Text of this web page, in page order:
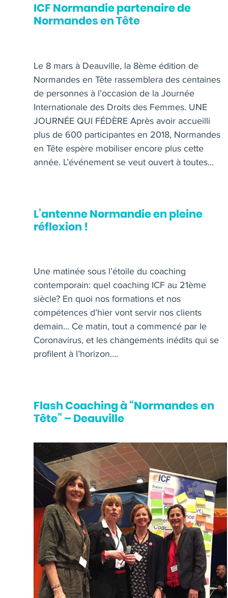
ICF Normandie partenaire de
Normandes en Tête
Le 8 mars à Deauville, la 8ème édition de
Normandes en Tête rassemblera des centaines
de personnes à l’occasion de la Journée
Internationale des Droits des Femmes. UNE
JOURNÉE QUI FÉDÈRE Après avoir accueilli
plus de 600 participantes en 2018, Normandes
en Tête espère mobiliser encore plus cette
année. L’événement se veut ouvert à toutes...
L’antenne Normandie en pleine
réflexion !
Une matinée sous l’étoile du coaching
contemporain: quel coaching ICF au 21ème
siècle? En quoi nos formations et nos
compétences d’hier vont servir nos clients
demain… Ce matin, tout a commencé par le
Coronavirus, et les changements inédits qui se
profilent à l’horizon….
Flash Coaching à “Normandes en
Tête” – Deauville